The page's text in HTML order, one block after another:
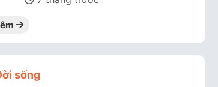
sống